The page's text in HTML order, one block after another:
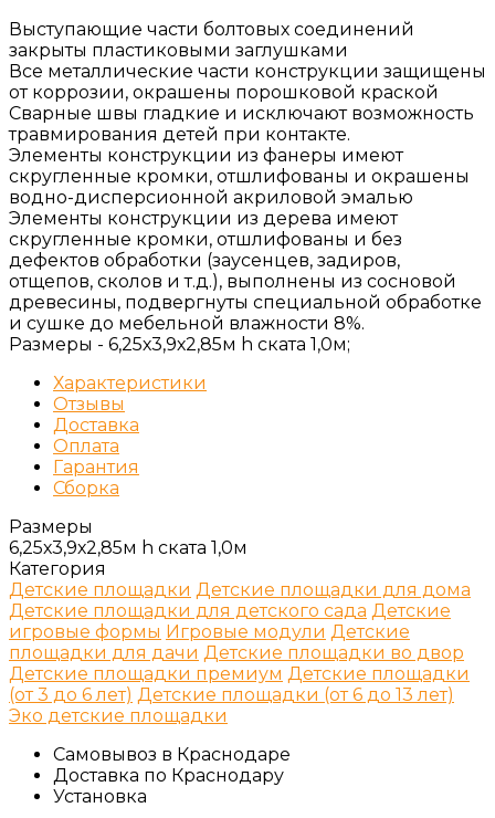
Выступающие части болтовых соединений
закрыты пластиковыми заглушками
Все металлические части конструкции защищены
от коррозии, окрашены порошковой краской
Сварные швы гладкие и исключают возможность
травмирования детей при контакте.
Элементы конструкции из фанеры имеют
скругленные кромки, отшлифованы и окрашены
водно-дисперсионной акриловой эмалью
Элементы конструкции из дерева имеют
скругленные кромки, отшлифованы и без
дефектов обработки (заусенцев, задиров,
отщепов, сколов и т.д.), выполнены из сосновой
древесины, подвергнуты специальной обработке
и сушке до мебельной влажности 8%.
Размеры - 6,25х3,9х2,85м h ската 1,0м;
Характеристики
Отзывы
Доставка
Оплата
Гарантия
Сборка
Размеры
6,25х3,9х2,85м h ската 1,0м
Категория
Детские площадки Детские площадки для дома
Детские площадки для детского сада Детские
игровые формы Игровые модули Детские
площадки для дачи Детские площадки во двор
Детские площадки премиум Детские площадки
(от 3 до 6 лет) Детские площадки (от 6 до 13 лет)
Эко детские площадки
Самовывоз в Краснодаре
Доставка по Краснодару
Установка